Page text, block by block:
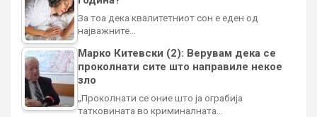
За тоа дека квалитетниот сон е еден од
најважните…
Марко Китевски (2): Верувам дека се
проколнати сите што направиле некое
зло
„Проколнати се оние што ја ограбија
татковината во криминалната…